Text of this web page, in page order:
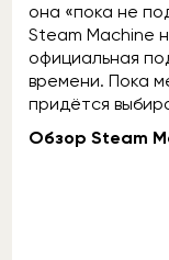
она «пока не
Steam Machine
официальная
времени. Пока
придётся
Обзор Steam